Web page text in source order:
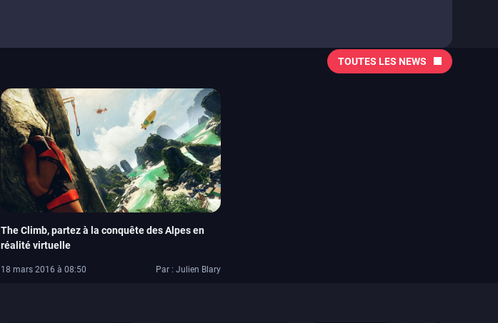
The Climb, partez à la conquête des Alpes en
réalité virtuelle
18 mars 2016 à 08:50 Par : Julien Blary
TOUTES LES NEWS